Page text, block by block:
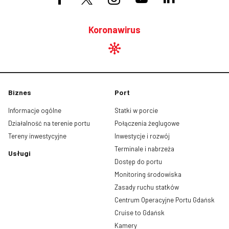
Koronawirus
Biznes
Informacje ogólne
Działalność na terenie portu
Tereny inwestycyjne
Usługi
Port
Statki w porcie
Połączenia żeglugowe
Inwestycje i rozwój
Terminale i nabrzeża
Dostęp do portu
Monitoring środowiska
Zasady ruchu statków
Centrum Operacyjne Portu Gdańsk
Cruise to Gdańsk
Kamery